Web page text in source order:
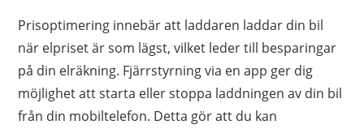
Prisoptimering innebär att laddaren laddar din bil
när elpriset är som lägst, vilket leder till besparingar
på din elräkning. Fjärrstyrning via en app ger dig
möjlighet att starta eller stoppa laddningen av din bil
från din mobiltelefon. Detta gör att du kan